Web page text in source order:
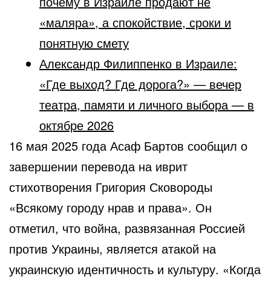
«маляра», а спокойствие, сроки и
понятную смету
Александр Филиппенко в Израиле:
«Где выход? Где дорога?» — вечер
театра, памяти и личного выбора — в
октябре 2026
16 мая 2025 года Асаф Бартов сообщил о
завершении перевода на иврит
стихотворения Григория Сковороды
«Всякому городу нрав и права». Он
отметил, что война, развязанная Россией
против Украины, является атакой на
украинскую идентичность и культуру. «Когда